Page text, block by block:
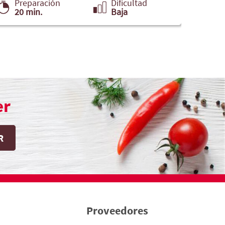
Preparación
20 min.
Dificultad
Baja
Proveedores